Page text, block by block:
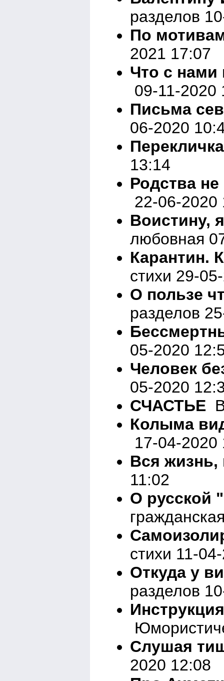
разделов
По
2021 17:07
Что с нами
09-11-2020
Письма
06-2020
Перекличка
13:14
Родства
22-06-2020
Воистину,
любовная
Карантин.
стихи 29-
О пользе
разделов
05-2020
Человек
05-2020
СЧАСТЬЕ
Колыма
17-04-2020
Вся жизнь,
11:02
О русской
стихи 11-
Откуда у
разделов
Слушая
2020 12:08